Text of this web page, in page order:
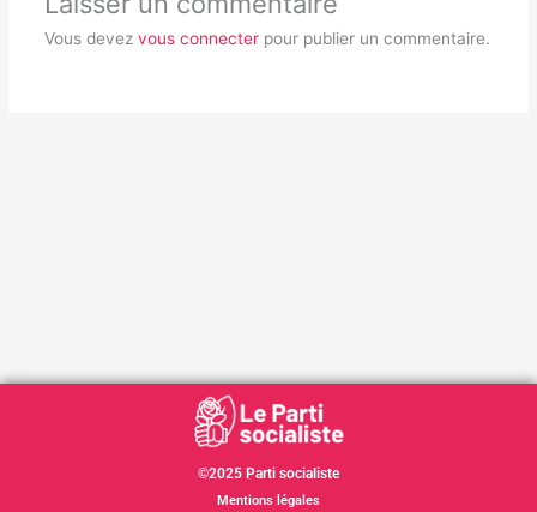
Vous devez vous connecterpour publier un commentaire.
©2025 Parti socialiste
Mentions légales